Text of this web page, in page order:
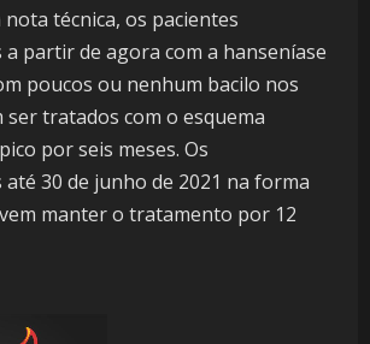
nota técnica, os pacientes
partir de agora com a hanseníase
poucos ou nenhum bacilo nos
ser tratados com o esquema
por seis meses. Os
30 de junho de 2021 na forma
manter o tratamento por 12